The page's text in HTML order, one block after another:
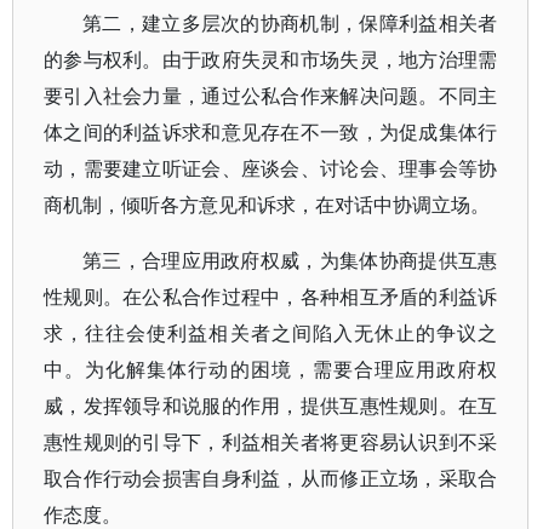
第二，建立多层次的协商机制，保障利益相关者
的参与权利。由于政府失灵和市场失灵，地方治理需
要引入社会力量，通过公私合作来解决问题。不同主
体之间的利益诉求和意见存在不一致，为促成集体行
动，需要建立听证会、座谈会、讨论会、理事会等协
商机制，倾听各方意见和诉求，在对话中协调立场。
第三，合理应用政府权威，为集体协商提供互惠
性规则。在公私合作过程中，各种相互矛盾的利益诉
求，往往会使利益相关者之间陷入无休止的争议之
中。为化解集体行动的困境，需要合理应用政府权
威，发挥领导和说服的作用，提供互惠性规则。在互
惠性规则的引导下，利益相关者将更容易认识到不采
取合作行动会损害自身利益，从而修正立场，采取合
作态度。